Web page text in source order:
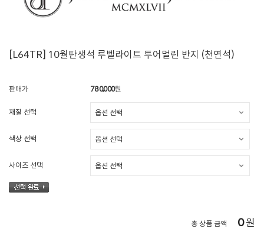
[L64TR] 10월탄생석 루벨라이트 투어멀린 반지 (천연석)
판매가 780,000원
재질 선택
색상 선택
사이즈 선택
총 상품 금액 0원